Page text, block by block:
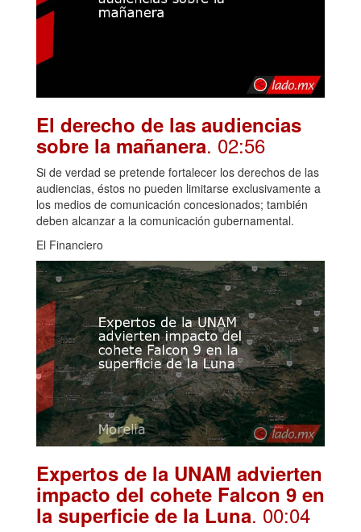
El derecho de las audiencias
sobre la mañanera. 02:56
Si de verdad se pretende fortalecer los derechos de las
audiencias, éstos no pueden limitarse exclusivamente a
los medios de comunicación concesionados; también
deben alcanzar a la comunicación gubernamental.
El Financiero
Expertos de la UNAM advierten
impacto del cohete Falcon 9 en
la superficie de la Luna. 00:04